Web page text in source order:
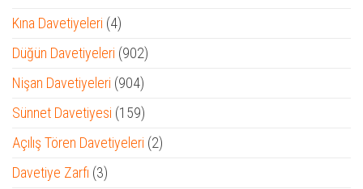
Kına Davetiyeleri 44
ürün
Düğün Davetiyeleri 902902
Nişan Davetiyeleri 904904
ürün
Sünnet Davetiyesi 159159
ürün
Açılış Tören Davetiyeleri 22
Davetiye Zarfı 33